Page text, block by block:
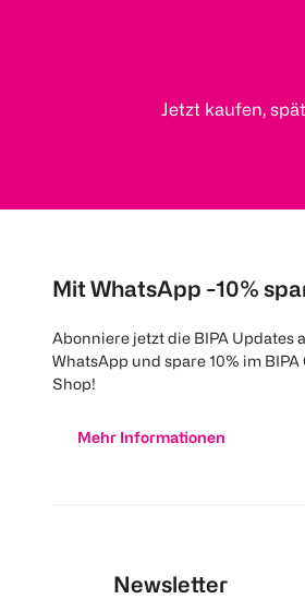
Jetzt kaufen,
Mit WhatsApp -10%
Abonniere jetzt die BIPA Updates
WhatsApp und spare 10% im BIPA
Shop!
Mehr Informationen
Newsletter